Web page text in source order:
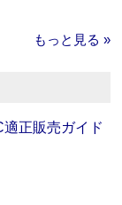
もっと見る »
適正販売ガイド